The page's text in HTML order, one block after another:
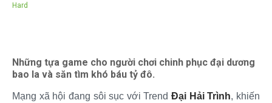
Hard
Những tựa game cho người chơi chinh phục đại dương
bao la và săn tìm khó báu tỷ đô.
Mạng xã hội đang sôi sục với TrendĐại Hải Trình, khiến